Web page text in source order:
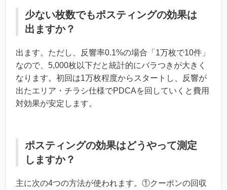
少ない枚数でもポスティングの効果は
出ますか？
出ます。ただし、反響率0.1%の場合「1万枚で10件」
なので、5,000枚以下だと統計的にバラつきが大きく
なります。初回は1万枚程度からスタートし、反響が
出たエリア・チラシ仕様でPDCAを回していくと費用
対効果が安定します。
ポスティングの効果はどうやって測定
しますか？
主に次の4つの方法が使われます。①クーポンの回収